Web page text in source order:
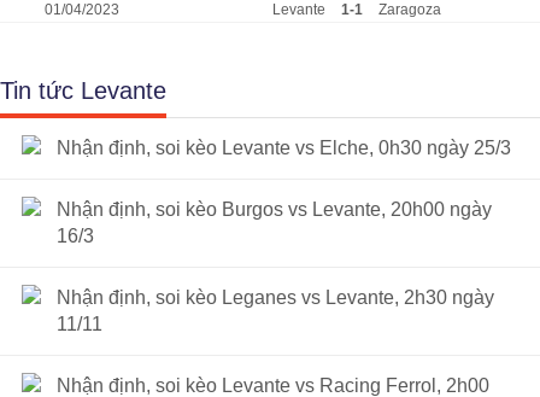
01/04/2023
Levante 1-1 Zaragoza
Tin tức Levante
Nhận định, soi kèo Levante vs Elche, 0h30 ngày 25/3
Nhận định, soi kèo Burgos vs Levante, 20h00 ngày
16/3
Nhận định, soi kèo Leganes vs Levante, 2h30 ngày
11/11
Nhận định, soi kèo Levante vs Racing Ferrol, 2h00